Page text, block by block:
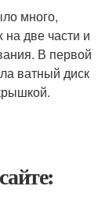
много,
на две части и
В первой
ватный диск